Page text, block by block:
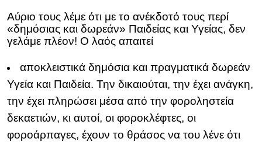
Αύριο τους λέμε ότι με το ανέκδοτό τους περί
«δημόσιας και δωρεάν» Παιδείας και Υγείας, δεν
γελάμε πλέον! Ο λαός απαιτεί
αποκλειστικά δημόσια και πραγματικά δωρεάν
Υγεία και Παιδεία. Την δικαιούται, την έχει ανάγκη,
την έχει πληρώσει μέσα από την φοροληστεία
δεκαετιών, κι αυτοί, οι φοροκλέφτες, οι
φοροάρπαγες, έχουν το θράσος να του λένε ότι